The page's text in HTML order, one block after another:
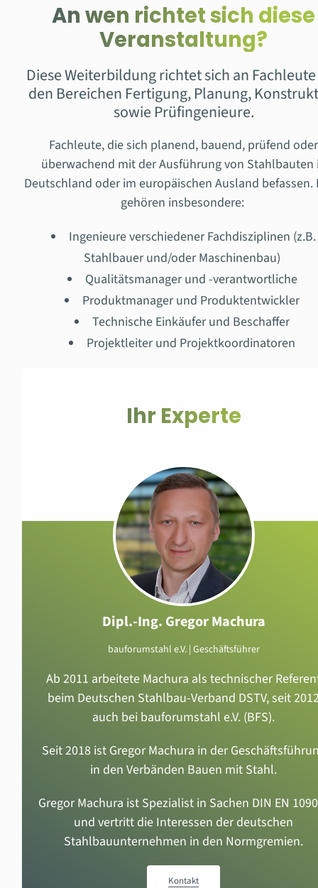
An wen richtet sich diese
Veranstaltung?
Diese Weiterbildung richtet sich an
den Bereichen Fertigung, Planung,
sowie Prüfingenieure.
Fachleute, die sich planend, bauend, prüfend oder
überwachend mit der Ausführung von Stahlbauten
Deutschland oder im europäischen Ausland befassen.
gehören insbesondere:
Ingenieure verschiedener Fachdisziplinen (z.B.
Stahlbauer und/oder Maschinenbau)
Qualitätsmanager und -verantwortliche
Produktmanager und Produktentwickler
Technische Einkäufer und Beschaffer
Projektleiter und Projektkoordinatoren
Ihr Experte
Dipl.-Ing. Gregor Machura
bauforumstahl e.V. | Geschäftsführer
Ab 2011 arbeitete Machura als technischer
beim Deutschen Stahlbau-Verband DSTV, seit
auch bei bauforumstahl e.V. (BFS).
Seit 2018 ist Gregor Machura in der
in den Verbänden Bauen mit Stahl.
Gregor Machura ist Spezialist in Sachen DIN EN
und vertritt die Interessen der deutschen
Stahlbauunternehmen in den Normgremien.
Kontakt